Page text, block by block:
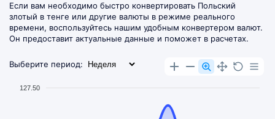
Если вам необходимо быстро конвертировать Польский
злотый в тенге или другие валюты в режиме реального
времени, воспользуйтесь нашим удобным конвертером валют.
Он предоставит актуальные данные и поможет в расчетах.
Выберите период:
127.50